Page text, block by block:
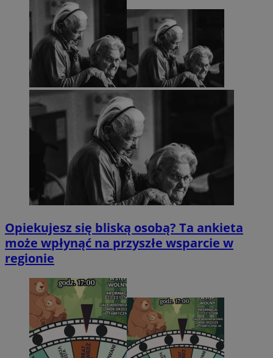
Opiekujesz się bliską osobą? Ta ankieta
może wpłynąć na przyszłe wsparcie w
regionie